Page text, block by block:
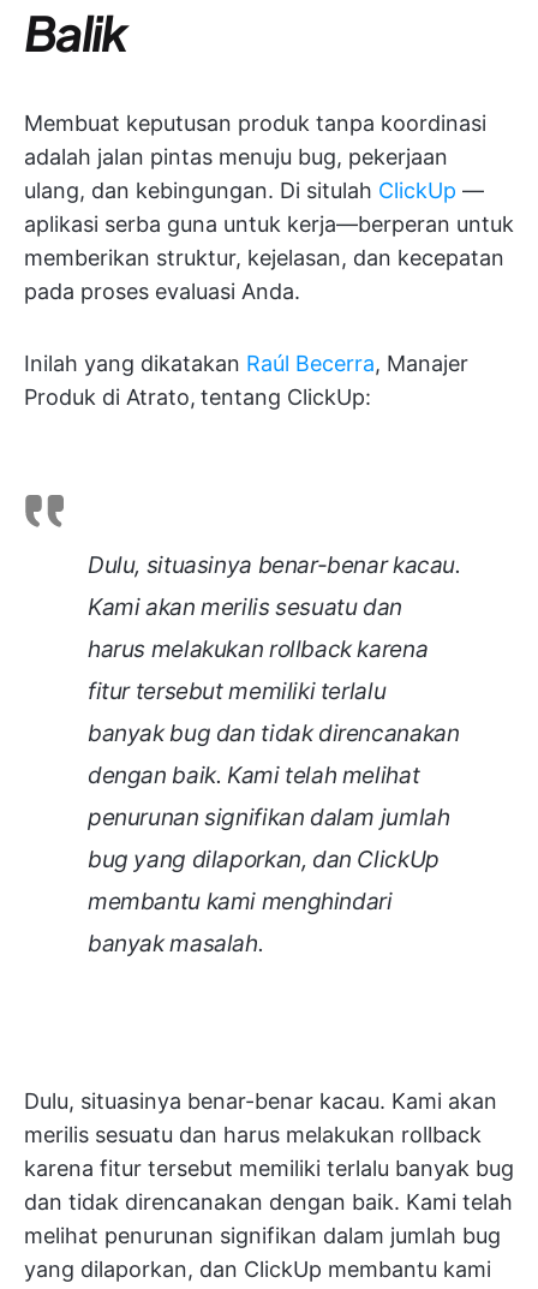
Balik
Membuat keputusan produk tanpa koordinasi
adalah jalan pintas menuju bug, pekerjaan
ulang, dan kebingungan. Di situlah ClickUp —
aplikasi serba guna untuk kerja—berperan untuk
memberikan struktur, kejelasan, dan kecepatan
pada proses evaluasi Anda.
Inilah yang dikatakan Raúl Becerra, Manajer
Produk di Atrato, tentang ClickUp:
Dulu, situasinya benar-benar kacau.
Kami akan merilis sesuatu dan
harus melakukan rollback karena
fitur tersebut memiliki terlalu
banyak bug dan tidak direncanakan
dengan baik. Kami telah melihat
penurunan signifikan dalam jumlah
bug yang dilaporkan, dan ClickUp
membantu kami menghindari
banyak masalah.
Dulu, situasinya benar-benar kacau. Kami akan
merilis sesuatu dan harus melakukan rollback
karena fitur tersebut memiliki terlalu banyak bug
dan tidak direncanakan dengan baik. Kami telah
melihat penurunan signifikan dalam jumlah bug
yang dilaporkan, dan ClickUp membantu kami